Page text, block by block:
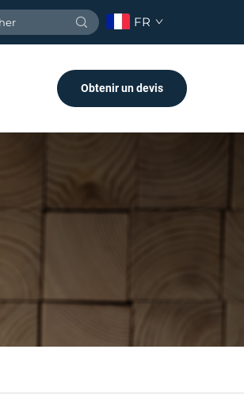
FR
Obtenir un devis